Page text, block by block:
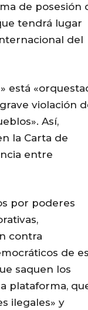
de posesión
tendrá lugar
del
está
violación
Así,
la Carta de
entre
por poderes
contra
de
saquen los
plataforma,
ilegales» y